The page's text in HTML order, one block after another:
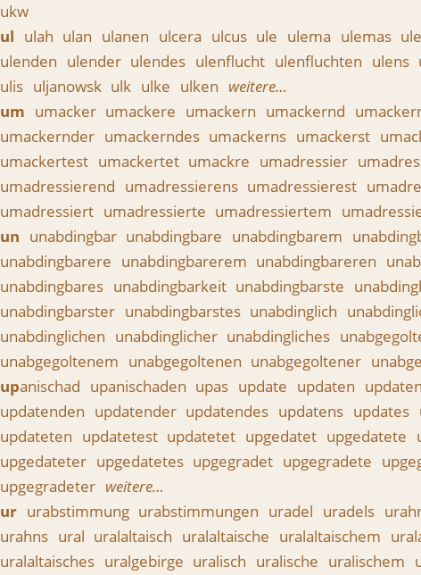
ukw
ul ulah ulan ulanen ulcera ulcus ule ulema ulemas
ulenden ulender ulendes ulenflucht ulenfluchten ulens
ulis uljanowsk ulk ulke ulken weitere…
um umacker umackere umackern umackernd
umackernder umackerndes umackerns umackerst
umackertest umackertet umackre umadressier
umadressierend umadressierens umadressierest
umadressiert umadressierte umadressiertem
un unabdingbar unabdingbare unabdingbarem
unabdingbarere unabdingbarerem unabdingbareren
unabdingbares unabdingbarkeit unabdingbarste
unabdingbarster unabdingbarstes unabdinglich
unabdinglichen unabdinglicher unabdingliches
unabgegoltenem unabgegoltenen unabgegoltener
upanischad upanischaden upas update updaten
updatenden updatender updatendes updatens updates
updateten updatetest updatetet upgedatet upgedatete
upgedateter upgedatetes upgegradet upgegradete
upgegradeter weitere…
ur urabstimmung urabstimmungen uradel uradels
urahns ural uralaltaisch uralaltaische uralaltaischem
uralaltaisches uralgebirge uralisch uralische uralischem